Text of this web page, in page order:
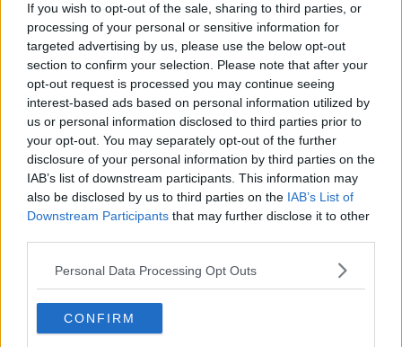
If you wish to opt-out of the sale, sharing to third parties, or
processing of your personal or sensitive information for
targeted advertising by us, please use the below opt-out
section to confirm your selection. Please note that after your
opt-out request is processed you may continue seeing
interest-based ads based on personal information utilized by
us or personal information disclosed to third parties prior to
your opt-out. You may separately opt-out of the further
disclosure of your personal information by third parties on the
IAB’s list of downstream participants. This information may
also be disclosed by us to third parties on the IAB’s List of
Downstream Participants that may further disclose it to other
Personal Data Processing Opt Outs
CONFIRM
alcolici, per un valore di circa 200 euro,per poi tentare di
guadagnarsi l’uscita da una cassa automatica, omettendo di
pagare.
Notato dal personale addetto, sarebbe stato rincorso per essere
fermato quando già aveva oltrepassato la barriera delle casse, ma
in tale frangente il giovane avrebbe assunto un atteggiamento
violento per cercare di guadagnarsi la fuga,aggredendo il
dipendente intervenuto con spintoni causandone la caduta a
terra.
L’uomo ha ripreso la fuga all’esternoma è stato bloccato da due
militari dell’Esercito Italiano in servizio al 187° Reggimento
, che avendo assistito alla vicenda, liberi
dal servizio, sono intervenuti di iniziativa ed hanno collaborato con i
carabinieri del pronto intervento rapidamente giunti sul posto a
seguito di segnalazione veicolata dalla Centrale Operativa del